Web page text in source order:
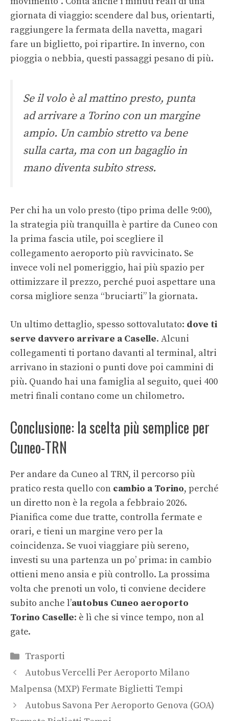
giornata di viaggio: scendere dal bus, orientarti,
raggiungere la fermata della navetta, magari
fare un biglietto, poi ripartire. In inverno, con
pioggia o nebbia, questi passaggi pesano di più.
Se il volo è al mattino presto, punta
ad arrivare a Torino con un margine
ampio. Un cambio stretto va bene
sulla carta, ma con un bagaglio in
mano diventa subito stress.
Per chi ha un volo presto (tipo prima delle 9:00),
la strategia più tranquilla è partire da Cuneo con
la prima fascia utile, poi scegliere il
collegamento aeroporto più ravvicinato. Se
invece voli nel pomeriggio, hai più spazio per
ottimizzare il prezzo, perché puoi aspettare una
corsa migliore senza “bruciarti” la giornata.
Un ultimo dettaglio, spesso sottovalutato: dove ti
serve davvero arrivare a Caselle. Alcuni
collegamenti ti portano davanti al terminal, altri
arrivano in stazioni o punti dove poi cammini di
più. Quando hai una famiglia al seguito, quei 400
metri finali contano come un chilometro.
Conclusione: la scelta più semplice per
Cuneo-TRN
Per andare da Cuneo al TRN, il percorso più
pratico resta quello con cambio a Torino, perché
un diretto non è la regola a febbraio 2026.
Pianifica come due tratte, controlla fermate e
orari, e tieni un margine vero per la
coincidenza. Se vuoi viaggiare più sereno,
investi su una partenza un po’ prima: in cambio
ottieni meno ansia e più controllo. La prossima
volta che prenoti un volo, ti conviene decidere
subito anche l’autobus Cuneo aeroporto
Torino Caselle: è lì che si vince tempo, non al
gate.
Categorie
Trasporti
Autobus Vercelli Per Aeroporto Milano
Malpensa (MXP) Fermate Biglietti Tempi
Autobus Savona Per Aeroporto Genova (GOA)